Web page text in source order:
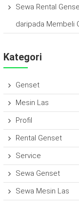
Sewa Rental
daripada Membeli
Kategori
Genset
Mesin Las
Profil
Rental Genset
Service
Sewa Genset
Sewa Mesin Las